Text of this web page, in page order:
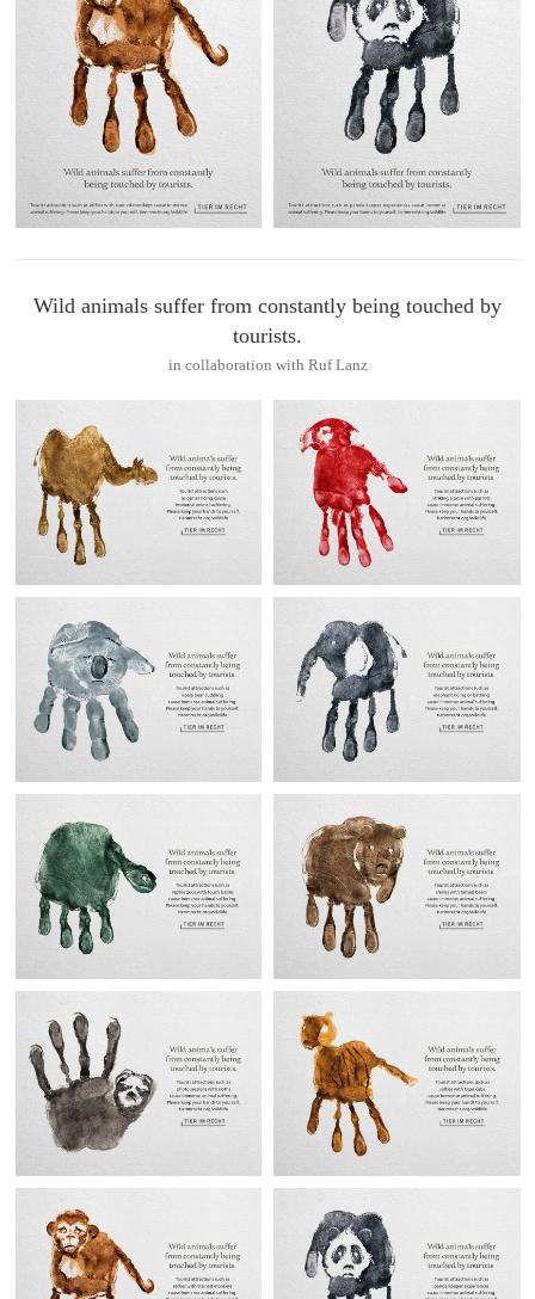
Wild animals suffer from constantly being touched by
tourists.
in collaboration with Ruf Lanz